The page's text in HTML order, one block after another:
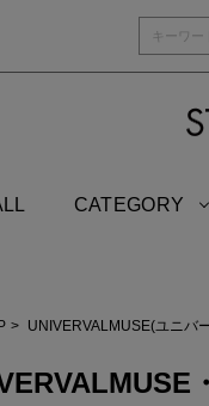
CATEGORY
UNIVERVALMUSE(ユニバ